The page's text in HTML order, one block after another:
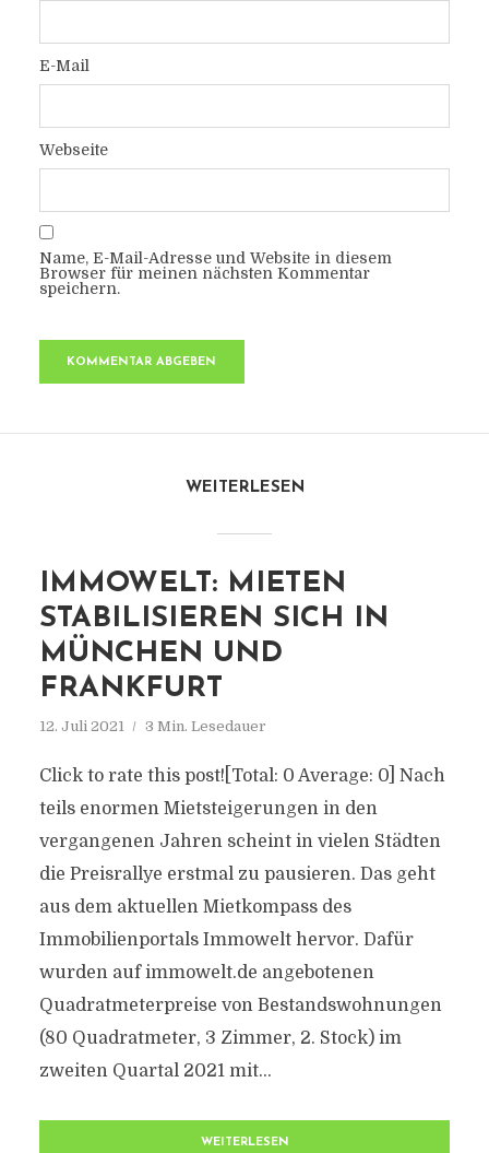
E-Mail
Webseite
Name, E-Mail-Adresse und Website in diesem
Browser für meinen nächsten Kommentar
speichern.
WEITERLESEN
IMMOWELT: MIETEN
STABILISIEREN SICH IN
MÜNCHEN UND
FRANKFURT
12. Juli 2021 3 Min. Lesedauer
Click to rate this post![Total: 0 Average: 0] Nach
teils enormen Mietsteigerungen in den
vergangenen Jahren scheint in vielen Städten
die Preisrallye erstmal zu pausieren. Das geht
aus dem aktuellen Mietkompass des
Immobilienportals Immowelt hervor. Dafür
wurden auf immowelt.de angebotenen
Quadratmeterpreise von Bestandswohnungen
(80 Quadratmeter, 3 Zimmer, 2. Stock) im
zweiten Quartal 2021 mit...
WEITERLESEN